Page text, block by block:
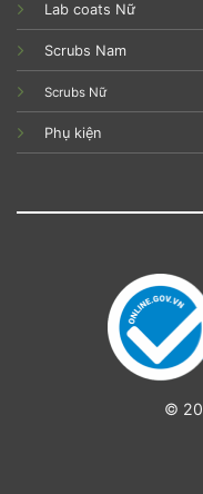
Lab coats Nữ
Scrubs Nam
Scrubs Nữ
Phụ kiện
©